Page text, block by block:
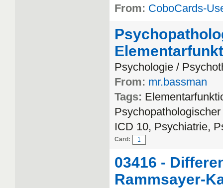
From: CoboCards-
Psychologie /
From: mr.bassman
Tags:
ICD 10, Psychiatrie,
Card: 1
03416 -
Rammsayer-